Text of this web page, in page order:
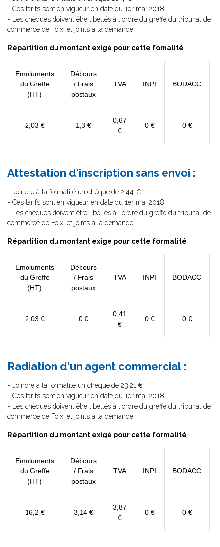
- Ces tarifs sont en vigueur en date du 1er mai 2018
- Les chèques doivent être libellés à l'ordre du greffe du tribunal de
commerce de Foix, et joints à la demande
Répartition du montant exigé pour cette fomalité
Emoluments
du Greffe
(HT)
Débours
/ Frais
postaux
TVA INPI BODACC
2,03 € 1,3 €
0,67
€
0 € 0 €
Attestation d'inscription sans envoi :
- Joindre à la formalité un chèque de 2,44 €
- Ces tarifs sont en vigueur en date du 1er mai 2018
- Les chèques doivent être libellés à l'ordre du greffe du tribunal de
commerce de Foix, et joints à la demande
Répartition du montant exigé pour cette formalité
Emoluments
du Greffe
(HT)
Débours
/ Frais
postaux
TVA INPI BODACC
2,03 € 0 €
0,41
€
0 € 0 €
Radiation d'un agent commercial :
- Joindre à la formalité un chèque de 23,21 €
- Ces tarifs sont en vigueur en date du 1er mai 2018
- Les chèques doivent être libellés à l'ordre du greffe du tribunal de
commerce de Foix, et joints à la demande
Répartition du montant exigé pour cette formalité
Emoluments
du Greffe
(HT)
Débours
/ Frais
postaux
TVA INPI BODACC
16,2 € 3,14 €
3,87
€
0 € 0 €